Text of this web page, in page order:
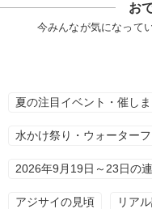
お
今みんなが気になって
夏の注目イベント・催し
水かけ祭り・ウォーター
2026年9月19日～23日の
アジサイの見頃 リア